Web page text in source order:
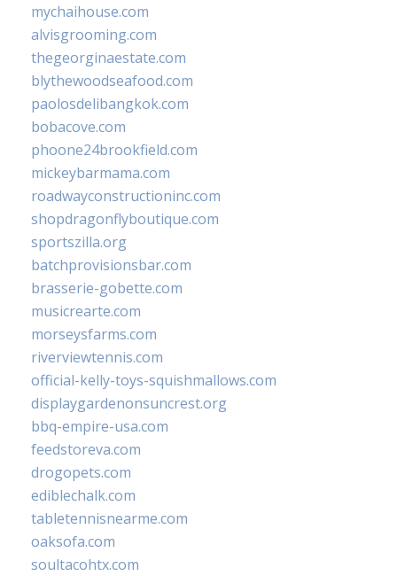
mychaihouse.com
alvisgrooming.com
thegeorginaestate.com
blythewoodseafood.com
paolosdelibangkok.com
bobacove.com
phoone24brookfield.com
mickeybarmama.com
roadwayconstructioninc.com
shopdragonflyboutique.com
sportszilla.org
batchprovisionsbar.com
brasserie-gobette.com
musicrearte.com
morseysfarms.com
riverviewtennis.com
official-kelly-toys-squishmallows.com
displaygardenonsuncrest.org
bbq-empire-usa.com
feedstoreva.com
drogopets.com
ediblechalk.com
tabletennisnearme.com
oaksofa.com
soultacohtx.com